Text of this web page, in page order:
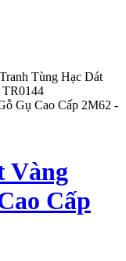
Tranh Tùng Hạc Dát
Vàng
Cấp